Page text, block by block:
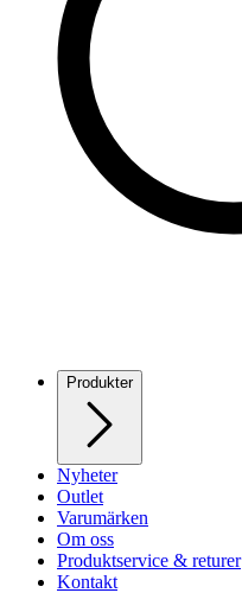
Produkter
Nyheter
Outlet
Varumärken
Om oss
Produktservice & returer
Kontakt